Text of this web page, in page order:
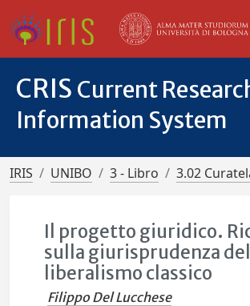
CRIS Current
Information System
IRIS UNIBO 3 - Libro 3.02
Il progetto giuridico.
sulla giurisprudenza del
liberalismo classico
Filippo Del Lucchese